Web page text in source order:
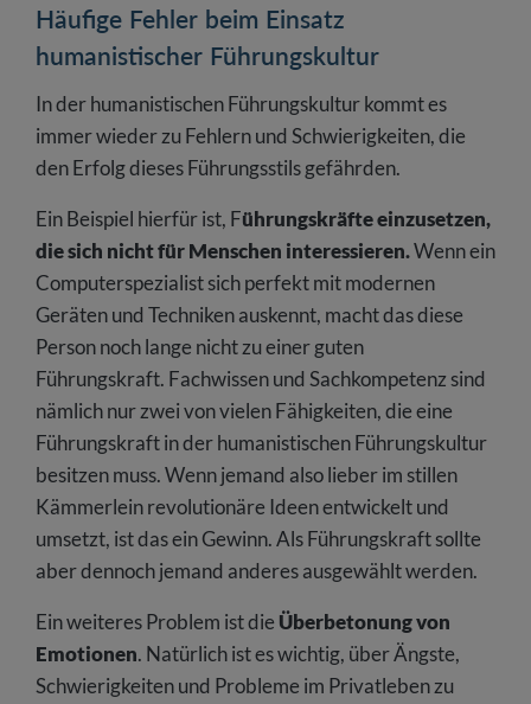
Häufige Fehler beim Einsatz
humanistischer Führungskultur
In der humanistischen Führungskultur kommt es
immer wieder zu Fehlern und Schwierigkeiten, die
den Erfolg dieses Führungsstils gefährden.
Ein Beispiel hierfür ist, Führungskräfte einzusetzen,
die sich nicht für Menschen interessieren.Wenn ein
Computerspezialist sich perfekt mit modernen
Geräten und Techniken auskennt, macht das diese
Person noch lange nicht zu einer guten
Führungskraft. Fachwissen und Sachkompetenz sind
nämlich nur zwei von vielen Fähigkeiten, die eine
Führungskraft in der humanistischen Führungskultur
besitzen muss. Wenn jemand also lieber im stillen
Kämmerlein revolutionäre Ideen entwickelt und
umsetzt, ist das ein Gewinn. Als Führungskraft sollte
aber dennoch jemand anderes ausgewählt werden.
Ein weiteres Problem ist die Überbetonung von
Emotionen. Natürlich ist es wichtig, über Ängste,
Schwierigkeiten und Probleme im Privatleben zu